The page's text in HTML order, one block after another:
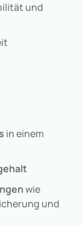
und
in einem
wie
und